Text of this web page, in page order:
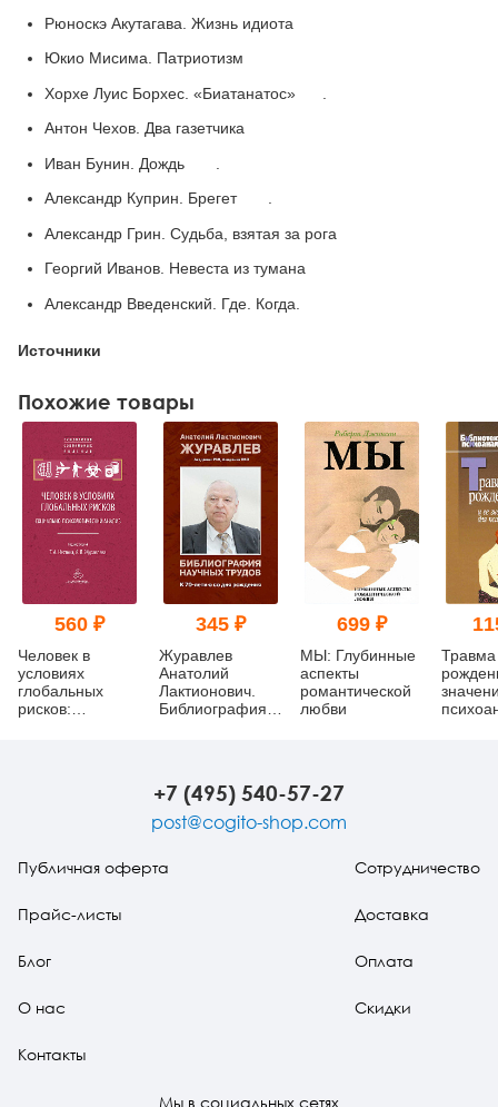
Рюноскэ Акутагава. Жизнь идиота
Юкио Мисима. Патриотизм
Хорхе Луис Борхес. «Биатанатос» .
Антон Чехов. Два газетчика
Иван Бунин. Дождь .
Александр Куприн. Брегет .
Александр Грин. Судьба, взятая за рога
Георгий Иванов. Невеста из тумана
Александр Введенский. Где. Когда.
Источники
Похожие товары
560 ₽
Человек в
условиях
глобальных
рисков:
345 ₽
Журавлев
Анатолий
Лактионович.
Библиография
699 ₽
МЫ: Глубинные
аспекты
романтической
любви
Травма
+7 (495) 540-57-27
post@cogito-shop.com
Публичная оферта
Прайс-листы
Блог
О нас
Контакты
Сотрудничество
Доставка
Оплата
Скидки
Мы в социальных сетях